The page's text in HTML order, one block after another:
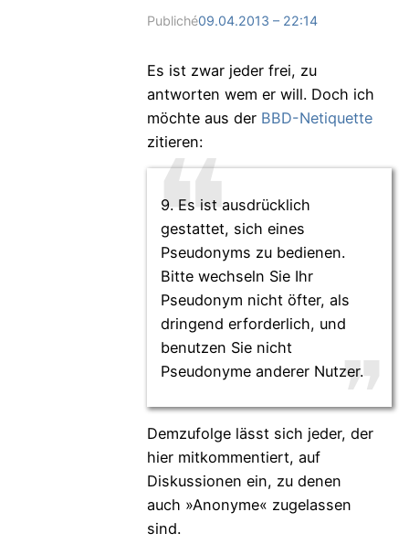
Publiché09.04.2013 – 22:14
Es ist zwar jeder frei, zu
antworten wem er will. Doch ich
möchte aus der BBD-Netiquette
zitieren:
9. Es ist ausdrücklich
gestattet, sich eines
Pseudonyms zu bedienen.
Bitte wechseln Sie Ihr
Pseudonym nicht öfter, als
dringend erforderlich, und
benutzen Sie nicht
Pseudonyme anderer Nutzer.
Demzufolge lässt sich jeder, der
hier mitkommentiert, auf
Diskussionen ein, zu denen
auch »Anonyme« zugelassen
sind.